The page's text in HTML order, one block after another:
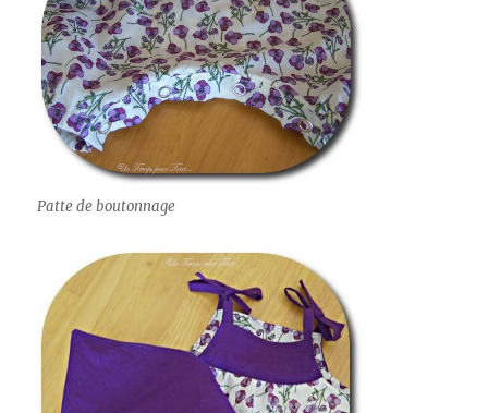
Patte de boutonnage